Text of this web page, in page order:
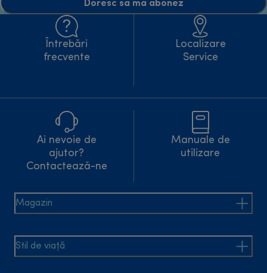
Întrebări
frecvente
Localizare
Service
Ai nevoie de
ajutor?
Contactează-ne
Manuale de
utilizare
Magazin
Stil de viață